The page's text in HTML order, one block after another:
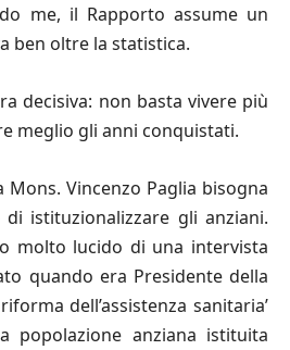
me, il Rapporto assume un
ben oltre la statistica.
decisiva: non basta vivere più
meglio gli anni conquistati.
Vincenzo Paglia bisogna
istituzionalizzare gli anziani.
molto lucido di una intervista
quando era Presidente della
dell’assistenza sanitaria’
popolazione anziana istituita